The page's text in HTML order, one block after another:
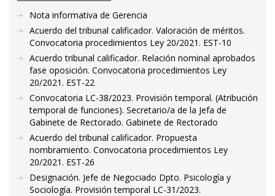
Nota informativa de Gerencia
Acuerdo del tribunal calificador. Valoración de méritos.
Convocatoria procedimientos Ley 20/2021. EST-10
Acuerdo tribunal calificador. Relación nominal aprobados
fase oposición. Convocatoria procedimientos Ley
20/2021. EST-22
Convocatoria LC-38/2023. Provisión temporal. (Atribución
temporal de funciones). Secretario/a de la Jefa de
Gabinete de Rectorado. Gabinete de Rectorado
Acuerdo del tribunal calificador. Propuesta
nombramiento. Convocatoria procedimientos Ley
20/2021. EST-26
Designación. Jefe de Negociado Dpto. Psicología y
Sociología. Provisión temporal LC-31/2023.